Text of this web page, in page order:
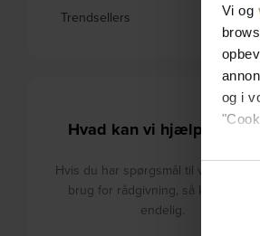
Vi og
og i
Hvis
Dine
Trendsellers
Hvad kan vi hjælpe med?
Hvis du har spørgsmål til varerne eller
brug for rådgivning, så kontakt os
endelig.